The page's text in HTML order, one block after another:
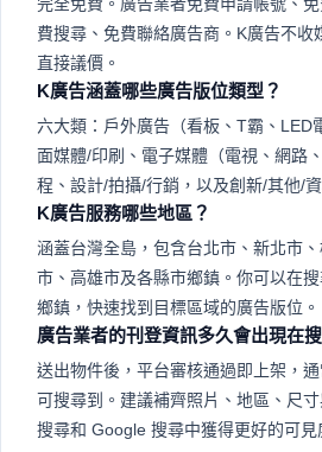
完全免費。廣告業者免費申請帳號、
費搜尋、免費聯絡廣告商。K廣告不收
直接議價。
K廣告涵蓋哪些廣告版位類型？
六大類：戶外廣告（看板、T霸、LED
面媒體/印刷、電子媒體（電視、網路
程、設計/拍攝/行銷，以及創新/其他/資
K廣告服務哪些地區？
涵蓋台灣全島，包含台北市、新北市
市、高雄市及各縣市鄉鎮。你可以在
鄉鎮，快速找到目標區域的廣告版位。
廣告業者的刊登資訊多久會出現在
送出物件後，平台審核通過即上架，
可搜尋到。建議補齊照片、地區、尺
搜尋和 Google 搜尋中獲得更好的可見